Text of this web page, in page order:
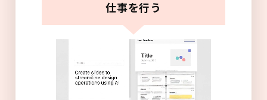
仕事を行う